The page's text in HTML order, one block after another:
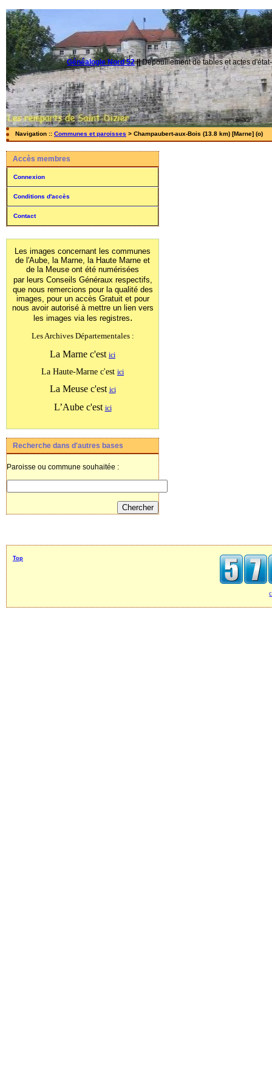
Généalogie Nord 52||Dépouillement de tables et actes
Navigation :: Communes et paroisses > Champaubert-aux-Bois (13.8 km) [Marne] (o)
Accès membres
Connexion
Conditions d'accès
Contact
Les images concernant les communes
de l'Aube, la Marne, la Haute Marne et
de la Meuse ont été numérisées
par leurs Conseils Généraux respectifs,
que nous remercions pour la qualité des
images, pour un accès Gratuit et pour
nous avoir autorisé à mettre un lien vers
les images via les registres.
Les Archives Départementales :
La Marne c'est ici
La Haute-Marne c'est ici
La Meuse c'est ici
L’Aube c'est ici
Recherche dans d'autres bases
Paroisse ou commune souhaitée :
Top